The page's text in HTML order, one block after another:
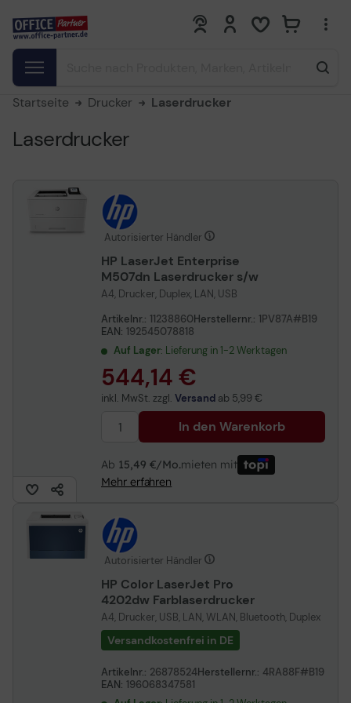
0 0
Startseite Drucker Laserdrucker
Laserdrucker
Autorisierter Händler
HP LaserJet Enterprise
M507dn Laserdrucker s/w
A4, Drucker, Duplex, LAN, USB
Artikelnr.: 11238860Herstellernr.: 1PV87A#B19
EAN: 192545078818
Auf Lager: Lieferung in 1-2 Werktagen
544,14 €
inkl. MwSt. zzgl. Versand ab 5,99 €
In den Warenkorb
Ab 15,49 €/Mo.mieten mit
Mehr erfahren
Autorisierter Händler
HP Color LaserJet Pro
4202dw Farblaserdrucker
A4, Drucker, USB, LAN, WLAN, Bluetooth, Duplex
Versandkostenfrei in DE
Artikelnr.: 26878524Herstellernr.: 4RA88F#B19
EAN: 196068347581